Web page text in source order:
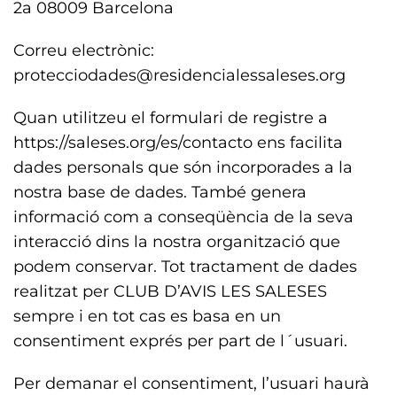
2a 08009 Barcelona
Correu electrònic:
protecciodades@residencialessaleses.org
Quan utilitzeu el formulari de registre a
https://saleses.org/es/contacto ens facilita
dades personals que són incorporades a la
nostra base de dades. També genera
informació com a conseqüència de la seva
interacció dins la nostra organització que
podem conservar. Tot tractament de dades
realitzat per CLUB D’AVIS LES SALESES
sempre i en tot cas es basa en un
consentiment exprés per part de l´usuari.
Per demanar el consentiment, l’usuari haurà